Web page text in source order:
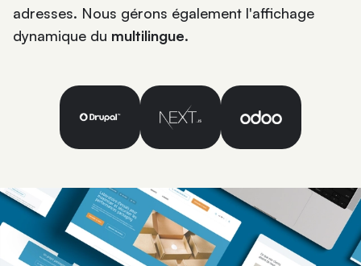
adresses. Nous gérons également l'affichage
dynamique du multilingue.